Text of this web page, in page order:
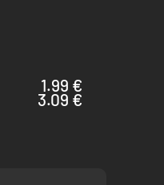
1.99 €
3.09 €